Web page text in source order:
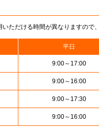
ただける時間が異なりますので
平日
9:00～17:00
9:00～16:00
9:00～17:30
9:00～16:00